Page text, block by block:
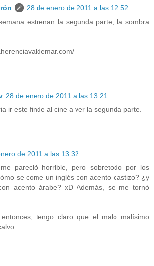
28 de enero de 2011 a las 12:52
estrenan la segunda parte, la sombra
28 de enero de 2011 a las 13:21
ir este finde al cine a ver la segunda parte.
de 2011 a las 13:32
pareció horrible, pero sobretodo por los
se come un inglés con acento castizo? ¿y
acento árabe? xD Además, se me tornó
tengo claro que el malo malísimo